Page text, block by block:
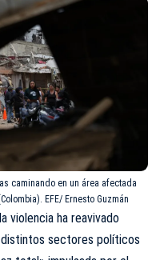
caminando en un área afectada
EFE/ Ernesto Guzmán
violencia ha reavivado
sectores políticos